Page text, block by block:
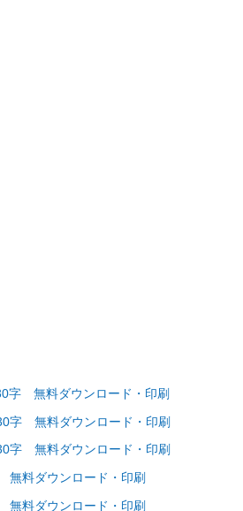
字 無料ダウンロード・印刷
字 無料ダウンロード・印刷
字 無料ダウンロード・印刷
料ダウンロード・印刷
無料ダウンロード・印刷